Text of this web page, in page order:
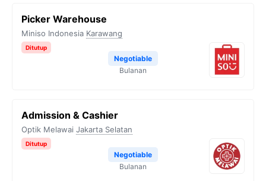
Picker Warehouse
Miniso Indonesia Karawang
Ditutup
Negotiable
Bulanan
Admission & Cashier
Optik Melawai Jakarta Selatan
Ditutup
Negotiable
Bulanan